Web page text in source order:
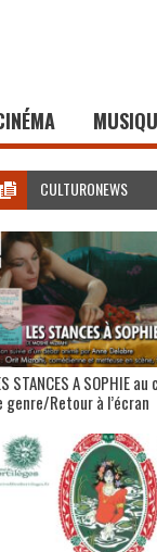
CULTURONEWS
STANCES A SOPHIE
genre/Retour à l’écran